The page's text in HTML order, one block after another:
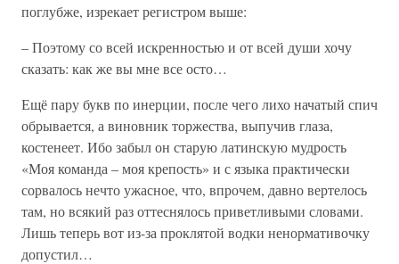
поглубже, изрекает регистром выше:
– Поэтому со всей искренностью и от всей души хочу
сказать: как же вы мне все осто…
Ещё пару букв по инерции, после чего лихо начатый спич
обрывается, а виновник торжества, выпучив глаза,
костенеет. Ибо забыл он старую латинскую мудрость
«Моя команда – моя крепость» и с языка практически
сорвалось нечто ужасное, что, впрочем, давно вертелось
там, но всякий раз оттеснялось приветливыми словами.
Лишь теперь вот из-за проклятой водки ненормативочку
допустил…